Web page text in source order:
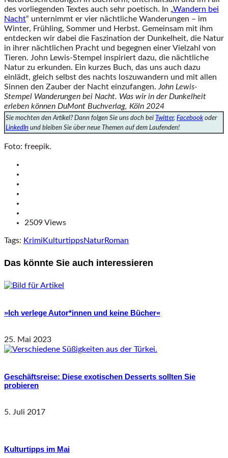
des vorliegenden Textes auch sehr poetisch. In „Wandern bei
Nacht“ unternimmt er vier nächtliche Wanderungen – im
Winter, Frühling, Sommer und Herbst. Gemeinsam mit ihm
entdecken wir dabei die Faszination der Dunkelheit, die Natur
in ihrer nächtlichen Pracht und begegnen einer Vielzahl von
Tieren. John Lewis-Stempel inspiriert dazu, die nächtliche
Natur zu erkunden. Ein kurzes Buch, das uns auch dazu
einlädt, gleich selbst des nachts loszuwandern und mit allen
Sinnen den Zauber der Nacht einzufangen.John Lewis-
Stempel Wanderungen bei Nacht. Was wir in der Dunkelheit
erleben können DuMont Buchverlag, Köln 2024
Sie mochten den Artikel? Dann folgen Sie uns doch bei Twitter, Facebook oder
LinkedIn und bleiben Sie über neue Themen auf dem Laufenden!
Foto: freepik.
2509 Views
Tags: Krimi KulturtippsNaturRoman
Das könnte Sie auch interessieren
»Ich verlege Autor*innen und keine Bücher«
25. Mai 2023
Geschäftsreise: Diese exotischen Desserts sollten Sie
probieren
5. Juli 2017
Kulturtipps im Mai